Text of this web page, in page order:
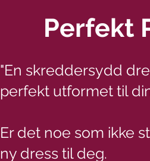
Perfekt
"En skreddersydd
perfekt utformet til
Er det noe som ikke
ny dress til deg.